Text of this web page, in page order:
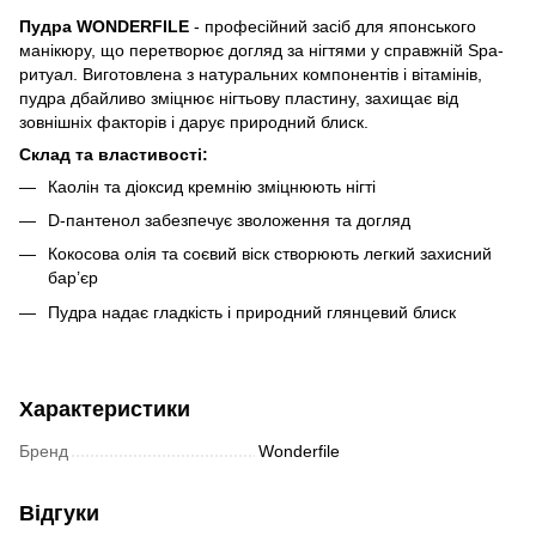
Пудра WONDERFILE - професійний засіб для японського
манікюру, що перетворює догляд за нігтями у справжній Spa-
ритуал. Виготовлена з натуральних компонентів і вітамінів,
пудра дбайливо зміцнює нігтьову пластину, захищає від
зовнішніх факторів і дарує природний блиск.
Склад та властивості:
Каолін та діоксид кремнію зміцнюють нігті
D-пантенол забезпечує зволоження та догляд
Кокосова олія та соєвий віск створюють легкий захисний
бар’єр
Пудра надає гладкість і природний глянцевий блиск
Характеристики
Бренд Wonderfile
Відгуки